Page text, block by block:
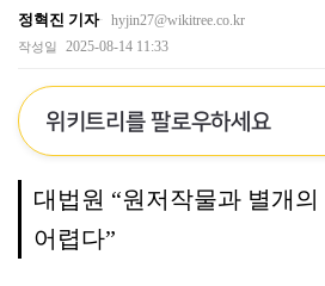
정혁진 기자 hyjin27@wikitree.co.kr
작성일 2025-08-14 11:33
위키트리를 팔로우하세요
대법원 “원저작물과 별개의
어렵다”